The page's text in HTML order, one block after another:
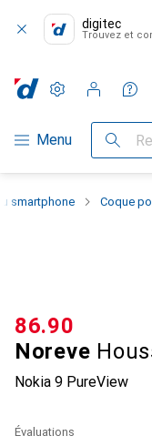
digitec
Trouvez et
Navigation par
Menu
Paramètres
Compte client
Listes de
Listes d'envies
Panier
smartphone Coque
Noreve
Nokia 9 PureView
CHF
86.90
Évaluations